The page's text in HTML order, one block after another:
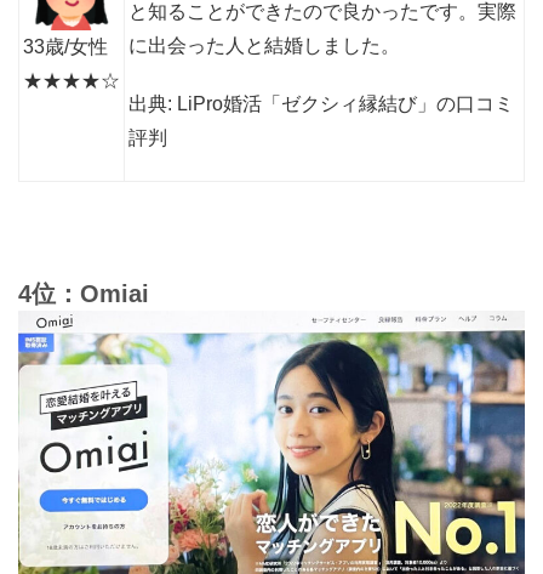
33歳/女性
★★★★☆
と知ることができたので良かったです。実際
に出会った人と結婚しました。
出典: LiPro婚活「ゼクシィ縁結び」の口コミ
評判
4位：Omiai